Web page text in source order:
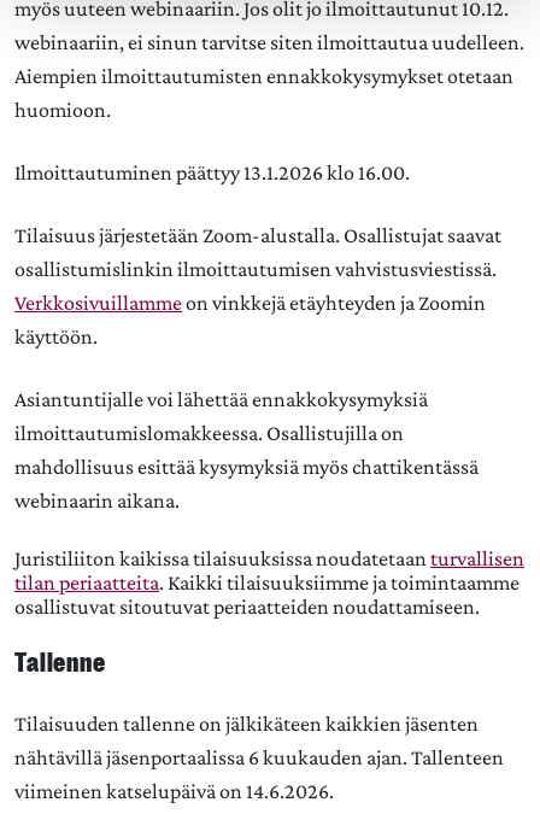
myös uuteen webinaariin. Jos olit jo ilmoittautunut 10.12.
webinaariin, ei sinun tarvitse siten ilmoittautua uudelleen.
Aiempien ilmoittautumisten ennakkokysymykset otetaan
huomioon.
Ilmoittautuminen päättyy 13.1.2026 klo 16.00.
Tilaisuus järjestetään Zoom-alustalla. Osallistujat saavat
osallistumislinkin ilmoittautumisen vahvistusviestissä.
Verkkosivuillammeon vinkkejä etäyhteyden ja Zoomin
käyttöön.
Asiantuntijalle voi lähettää ennakkokysymyksiä
ilmoittautumislomakkeessa. Osallistujilla on
mahdollisuus esittää kysymyksiä myös chattikentässä
webinaarin aikana.
Juristiliiton kaikissa tilaisuuksissa noudatetaanturvallisen
tilan periaatteita. Kaikki tilaisuuksiimme ja toimintaamme
osallistuvat sitoutuvat periaatteiden noudattamiseen.
Tallenne
Tilaisuuden tallenne on jälkikäteen kaikkien jäsenten
nähtävillä jäsenportaalissa 6 kuukauden ajan. Tallenteen
viimeinen katselupäivä on 14.6.2026.